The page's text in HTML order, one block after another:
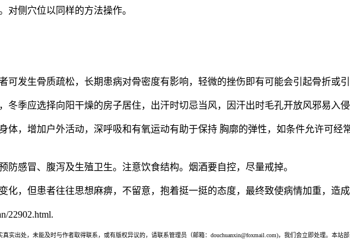
对侧穴位以同样的方法操作。
可发生骨质疏松，长期患病对骨密度有影响，轻微的挫伤即有可能会引起骨折或引
冬季应选择向阳干燥的房子居住，出汗时切忌当风，因汗出时毛孔开放风邪易入侵
体，增加户外活动，深呼吸和有氧运动有助于保持 胸廓的弹性，如条件允许可
防感冒、腹泻及生殖卫生。注意饮食结构。烟酒要自控，尽量戒掉。
化，但患者往往思想麻痹，不留意，抱着挺一挺的态度，最终致使病情加重，造
22902.html.
实出处，未能及时与作者取得联系，或有版权异议的，请联系管理员（邮箱：douchuanxin@foxmail.com)，我们会立即处理。本